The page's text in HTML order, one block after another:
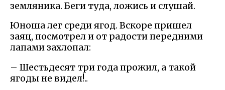
земляника. Беги туда, ложись и слушай.
Юноша лег среди ягод. Вскоре пришел
заяц, посмотрел и от радости передними
лапами захлопал:
– Шестьдесят три года прожил, а такой
ягоды не видел!..